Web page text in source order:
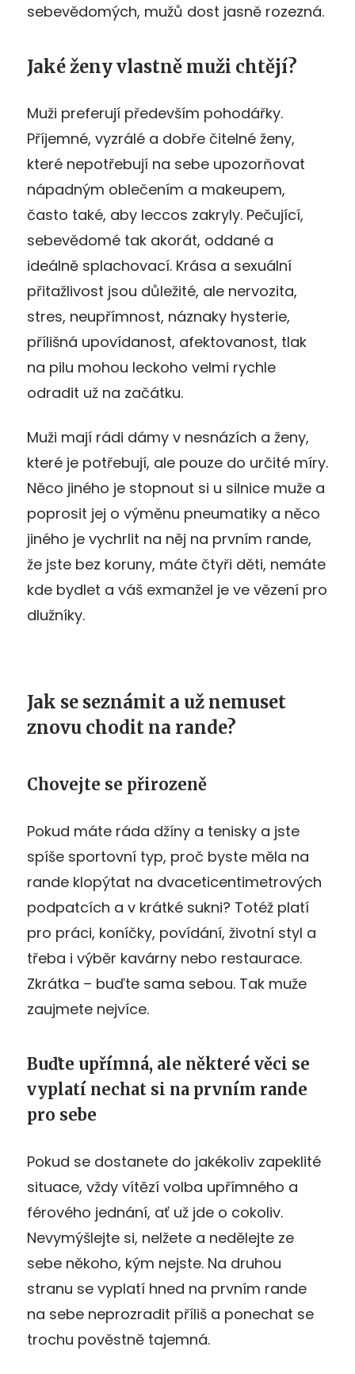
sebevědomých, mužů dost jasně rozezná.
Jaké ženy vlastně muži chtějí?
Muži preferují především pohodářky.
Příjemné, vyzrálé a dobře čitelné ženy,
které nepotřebují na sebe upozorňovat
nápadným oblečením a makeupem,
často také, aby leccos zakryly. Pečující,
sebevědomé tak akorát, oddané a
ideálně splachovací. Krása a sexuální
přitažlivost jsou důležité, ale nervozita,
stres, neupřímnost, náznaky hysterie,
přílišná upovídanost, afektovanost, tlak
na pilu mohou leckoho velmi rychle
odradit už na začátku.
Muži mají rádi dámy v nesnázích a ženy,
které je potřebují, ale pouze do určité míry.
Něco jiného je stopnout si u silnice muže a
poprosit jej o výměnu pneumatiky a něco
jiného je vychrlit na něj na prvním rande,
že jste bez koruny, máte čtyři děti, nemáte
kde bydlet a váš exmanžel je ve vězení pro
dlužníky.
Jak se seznámit a už nemuset
znovu chodit na rande?
Chovejte se přirozeně
Pokud máte ráda džíny a tenisky a jste
spíše sportovní typ, proč byste měla na
rande klopýtat na dvaceticentimetrových
podpatcích a v krátké sukni? Totéž platí
pro práci, koníčky, povídání, životní styl a
třeba i výběr kavárny nebo restaurace.
Zkrátka – buďte sama sebou. Tak muže
zaujmete nejvíce.
Buďte upřímná, ale některé věci se
vyplatí nechat si na prvním rande
pro sebe
Pokud se dostanete do jakékoliv zapeklité
situace, vždy vítězí volba upřímného a
férového jednání, ať už jde o cokoliv.
Nevymýšlejte si, nelžete a nedělejte ze
sebe někoho, kým nejste. Na druhou
stranu se vyplatí hned na prvním rande
na sebe neprozradit příliš a ponechat se
trochu pověstně tajemná.